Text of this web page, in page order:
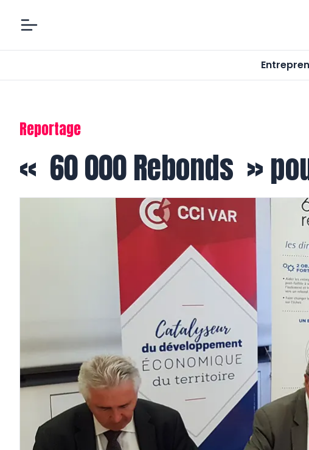
Reportage
« 60 000 Rebonds »